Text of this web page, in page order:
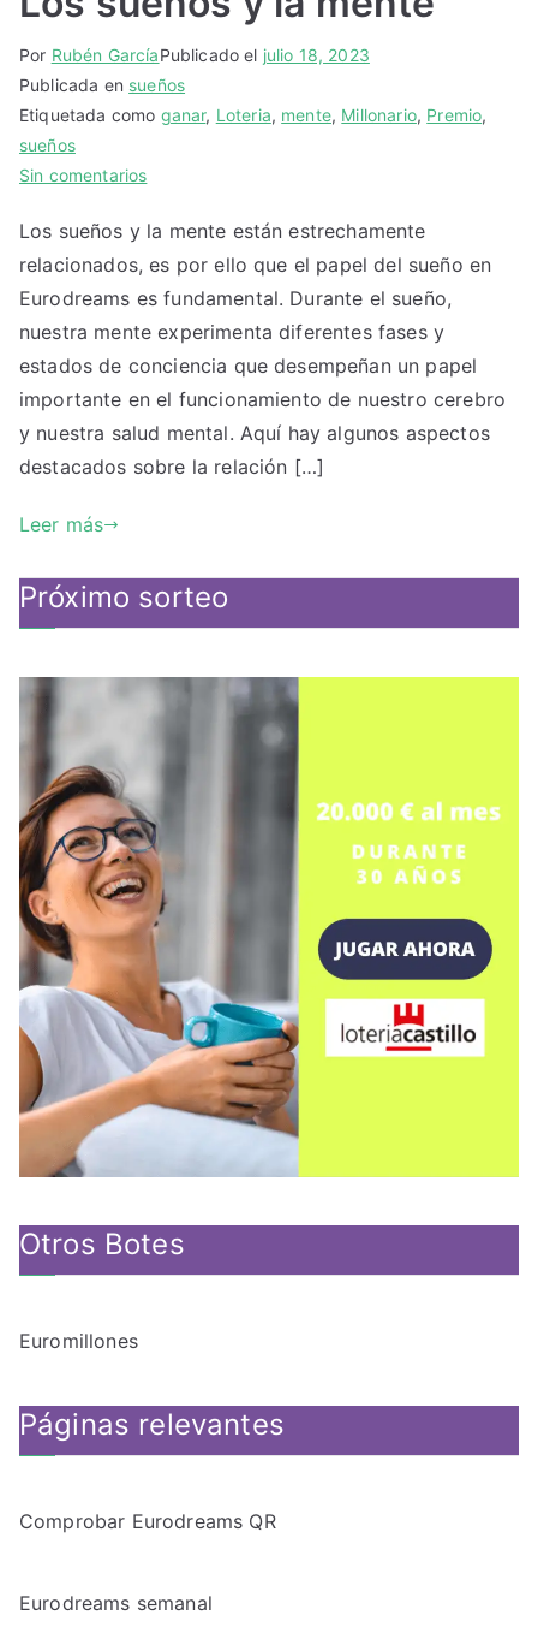
Por Rubén GarcíaPublicado el julio 18, 2023
Publicada en sueños
Etiquetada como ganar, Loteria, mente, Millonario, Premio,
sueños
Sin comentariosen
sueños
y
la
mente
Los sueños y la mente están estrechamente
relacionados, es por ello que el papel del sueño en
Eurodreams es fundamental. Durante el sueño,
nuestra mente experimenta diferentes fases y
estados de conciencia que desempeñan un papel
importante en el funcionamiento de nuestro cerebro
y nuestra salud mental. Aquí hay algunos aspectos
destacados sobre la relación […]
Leer más
Próximo sorteo
Otros Botes
Euromillones
Páginas relevantes
Comprobar Eurodreams QR
Eurodreams semanal